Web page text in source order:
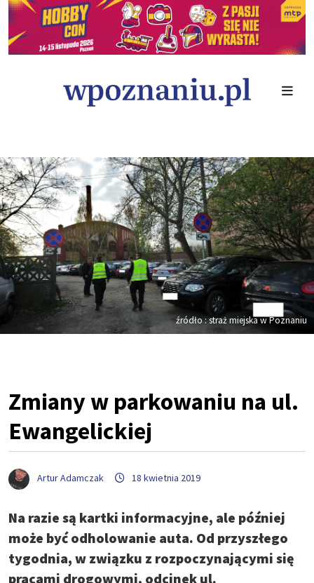
źródło : straż miejska w Poznaniu
Zmiany w parkowaniu na ul.
Ewangelickiej
Artur Adamczak 18 kwietnia 2019
Na razie są kartki informacyjne, ale później
może być odholowanie auta. Od przyszłego
tygodnia, w związku z rozpoczynającymi się
pracami drogowymi, odcinek ul.